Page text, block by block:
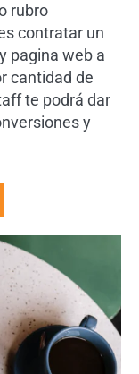
rubro
contratar un
pagina web a
cantidad de
te podrá dar
y